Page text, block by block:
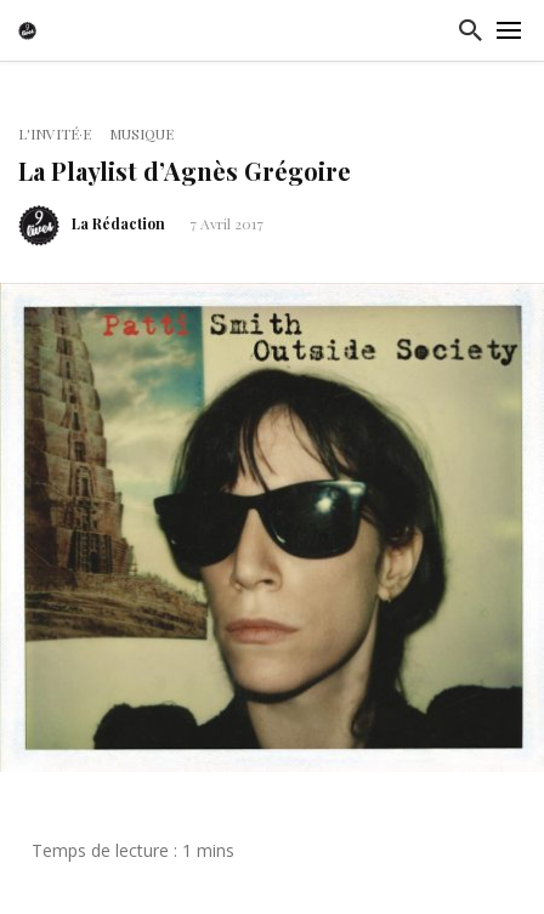
L'INVITÉ·E MUSIQUE
La Playlist d’Agnès Grégoire
La Rédaction 7 Avril 2017